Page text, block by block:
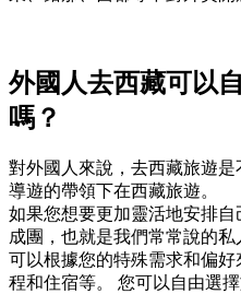
外國人去西藏可以
嗎？
對外國人來說，去西藏旅遊
導遊的帶領下在西藏旅遊。
如果您想要更加靈活地安排
成團，也就是我們常常說的
可以根據您的特殊需求和偏
程和住宿等。 您可以自由選